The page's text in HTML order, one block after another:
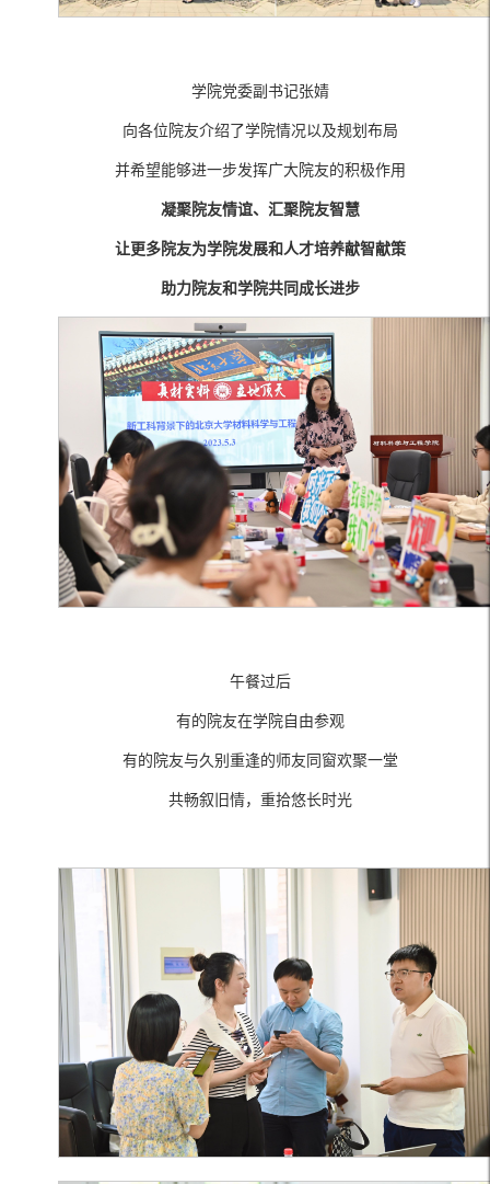
学院党委副书记张婧
向各位院友介绍了学院情况以及规划布局
并希望能够进一步发挥广大院友的积极作用
凝聚院友情谊、汇聚院友智慧
让更多院友为学院发展和人才培养献智献策
助力院友和学院共同成长进步
午餐过后
有的院友在学院自由参观
有的院友与久别重逢的师友同窗欢聚一堂
共畅叙旧情，重拾悠长时光